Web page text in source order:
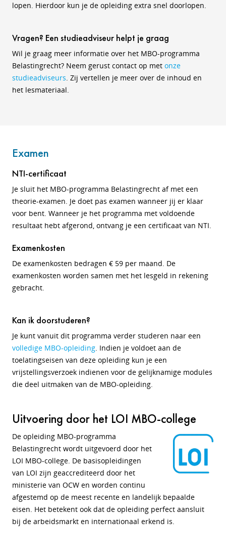
lopen. Hierdoor kun je de opleiding extra snel doorlopen.
Vragen? Een studieadviseur helpt je graag
Wil je graag meer informatie over het MBO-programma
Belastingrecht? Neem gerust contact op met onze
studieadviseurs. Zij vertellen je meer over de inhoud en
het lesmateriaal.
Examen
NTI-certificaat
Je sluit het MBO-programma Belastingrecht af met een
theorie-examen. Je doet pas examen wanneer jij er klaar
voor bent. Wanneer je het programma met voldoende
resultaat hebt afgerond, ontvang je een certificaat van NTI.
Examenkosten
De examenkosten bedragen € 59 per maand. De
examenkosten worden samen met het lesgeld in rekening
gebracht.
Kan ik doorstuderen?
Je kunt vanuit dit programma verder studeren naar een
volledige MBO-opleiding. Indien je voldoet aan de
toelatingseisen van deze opleiding kun je een
vrijstellingsverzoek indienen voor de gelijknamige modules
die deel uitmaken van de MBO-opleiding.
Uitvoering door het LOI MBO-college
De opleiding MBO-programma
Belastingrecht wordt uitgevoerd door het
LOI MBO-college. De basisopleidingen
van LOI zijn geaccrediteerd door het
ministerie van OCW en worden continu
afgestemd op de meest recente en landelijk bepaalde
eisen. Het betekent ook dat de opleiding perfect aansluit
bij de arbeidsmarkt en internationaal erkend is.